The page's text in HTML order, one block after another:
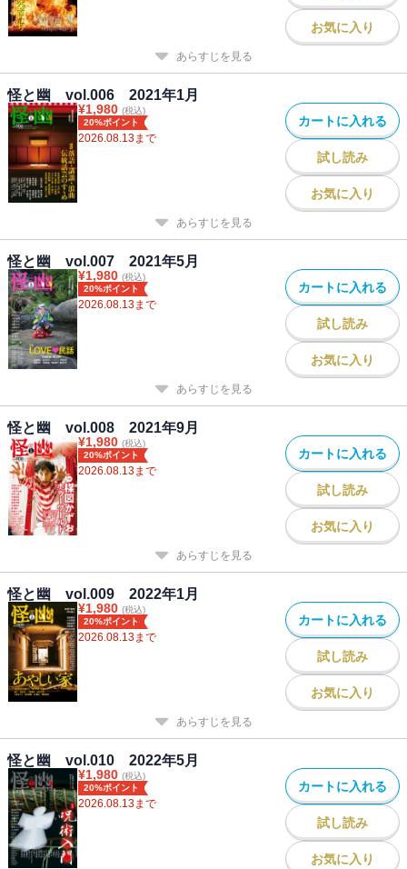
お気に入り
あらすじを見る
怪と幽 vol.006 2021年1月
¥1,980 (税込)
20%ポイント
2026.08.13まで
カートに入れる
試し読み
お気に入り
あらすじを見る
怪と幽 vol.007 2021年5月
¥1,980 (税込)
20%ポイント
2026.08.13まで
カートに入れる
試し読み
お気に入り
あらすじを見る
怪と幽 vol.008 2021年9月
¥1,980 (税込)
20%ポイント
2026.08.13まで
カートに入れる
試し読み
お気に入り
あらすじを見る
怪と幽 vol.009 2022年1月
¥1,980 (税込)
20%ポイント
2026.08.13まで
カートに入れる
試し読み
お気に入り
あらすじを見る
怪と幽 vol.010 2022年5月
¥1,980 (税込)
20%ポイント
2026.08.13まで
カートに入れる
試し読み
お気に入り